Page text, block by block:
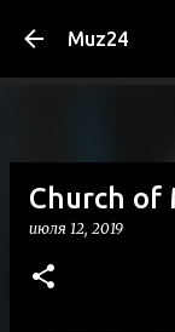
Muz24
Church of
июля 12, 2019